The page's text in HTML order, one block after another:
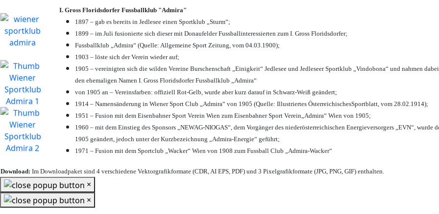
I. Gross Floridsdorfer Fussballklub "Admira"
1897 – gab es bereits in Jedlesee einen Sportklub „Sturm“;
1899 – im Juli fusionierte sich dieser mit Donaufelder Fussballinteressierten zum I. Gross Floridsdorfer;
Fussballklub „Admira“ (Quelle: Allgemeine Sport Zeitung, vom 04.03.1900);
1903 – löste sich der Verein wieder auf;
1905 – vereinigten sich die wilden Vereine Burschenschaft „Einigkeit“ Jedlesee und Jedleseer Sportklub „Vindobona“ und nahmen
den ehemaligen Namen I. Gross Floridsdorfer Fussballklub „Admira“
von 1905 an – Vereinsfarben: offiziell Rot-Gelb, wurde aber kurz darauf in Schwarz-Weiß geändert;
1914 – Namensänderung in Wiener Sport Club „Admira“ von 1905 (Quelle: Illustriertes ÖsterreichischesSportblatt, vom 28.02.1914);
1951 – Fusion mit dem Eisenbahner Sport Verein Wien zum Eisenbahner Sport Verein„Admira“ Wien von 1905;
1960 – mit dem Einstieg des Sponsors „NEWAG-NIOGAS“, dem Vorgänger des niederösterreichischen Energieversorgers „EVN“,
1905 geändert, jedoch unter der Kurzbezeichnung „Admira-Energie“ geführt;
1971 – Fusion mit dem Sportclub „Wacker“ Wien von 1908 zum Fussball Club „Admira-Wacker“
Download: Im Downloadpaket sind 4 verschiedene Vektorgrafikformate (CDR, AI EPS, PDF) und 3 Pixelgrafikformate (JPG, PNG, GIF) enthalten.
×
×